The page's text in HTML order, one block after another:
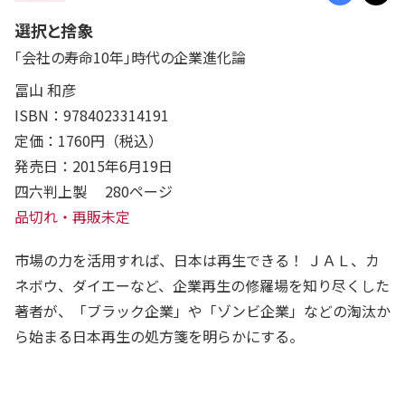
選択と捨象
「会社の寿命10年」時代の企業進化論
冨山 和彦
ISBN：9784023314191
定価：1760円（税込）
発売日：2015年6月19日
四六判上製 280ページ
品切れ・再販未定
市場の力を活用すれば、日本は再生できる！ ＪＡＬ、カ
ネボウ、ダイエーなど、企業再生の修羅場を知り尽くした
著者が、「ブラック企業」や「ゾンビ企業」などの淘汰か
ら始まる日本再生の処方箋を明らかにする。